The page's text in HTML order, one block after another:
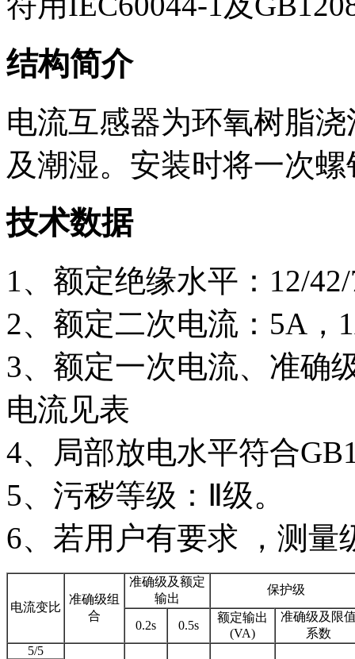
结构简介
电流互感器为环氧树脂
及潮湿。安装时将一次
技术数据
1、额定绝缘水平：12/
2、额定二次电流：5A，
3、额定一次电流、准确
电流见表
4、局部放电水平符合
5、污秽等级：Ⅱ级。
6、若用户有要求 ，测量
电流变比
准确级组
合
准确级及额定
输出
保护级
0.2s 0.5s
额定输出
(VA)
准确级及限
系数
5/5